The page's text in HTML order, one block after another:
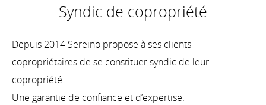
Syndic de copropriété
Depuis 2014 Sereino propose à ses clients
copropriétaires de se constituer syndic de leur
copropriété.
Une garantie de confiance et d’expertise.